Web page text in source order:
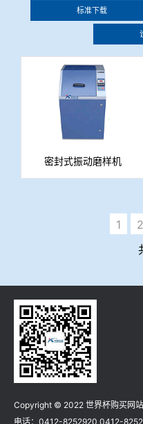
标准下载
密封式振动磨样机
1 2
Copyright © 2022 世界杯购买网
电话：0412-8252920 0412-